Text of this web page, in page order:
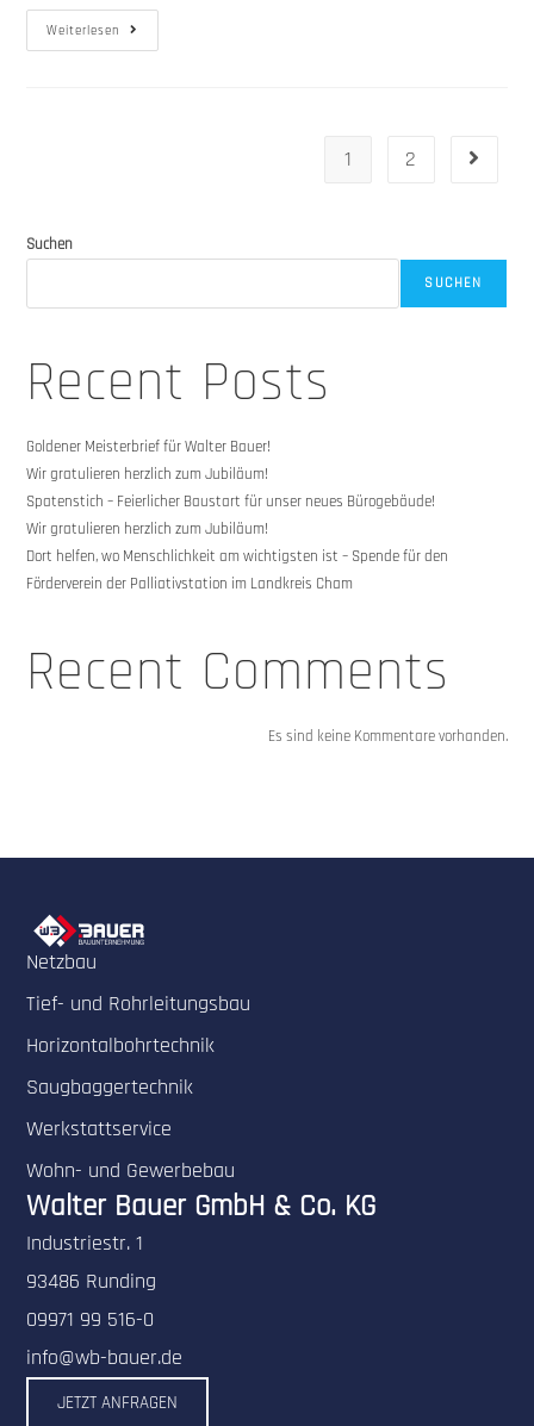
Weiterlesen
1 2
Suchen
SUCHEN
Recent Posts
Goldener Meisterbrief für Walter Bauer!
Wir gratulieren herzlich zum Jubiläum!
Spatenstich – Feierlicher Baustart für unser neues Bürogebäude!
Wir gratulieren herzlich zum Jubiläum!
Dort helfen, wo Menschlichkeit am wichtigsten ist – Spende für den
Förderverein der Palliativstation im Landkreis Cham
Recent Comments
Es sind keine Kommentare vorhanden.
Netzbau
Tief- und Rohrleitungsbau
Horizontalbohrtechnik
Saugbaggertechnik
Werkstattservice
Wohn- und Gewerbebau
Walter Bauer GmbH & Co. KG
Industriestr. 1
93486 Runding
09971 99 516-0
info@wb-bauer.de
JETZT ANFRAGEN